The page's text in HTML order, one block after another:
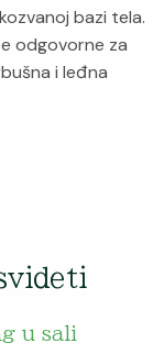
bazi tela.
odgovorne za
i leđna
u sali